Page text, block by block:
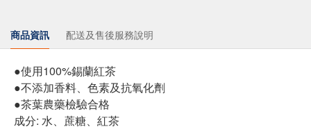
商品資訊 配送及售後服務說明
●使用100%錫蘭紅茶
●不添加香料、色素及抗氧化劑
●茶葉農藥檢驗合格
成分: 水、蔗糖、紅茶